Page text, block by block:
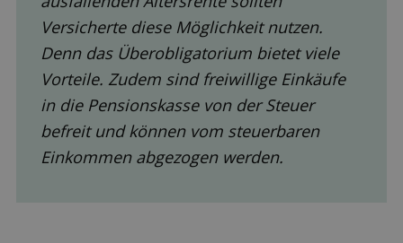
Versicherte diese Möglichkeit nutzen.
Denn das Überobligatorium bietet viele
Vorteile. Zudem sind freiwillige Einkäufe
in die Pensionskasse von der Steuer
befreit und können vom steuerbaren
Einkommen abgezogen werden.